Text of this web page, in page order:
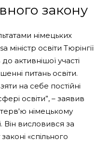
закону
німецьких
міністр освіти Тюрінгії
активнішої участі
питань освіти.
на себе постійні
освіти”, – заявив
німецькому
Він висловився за
«спільного